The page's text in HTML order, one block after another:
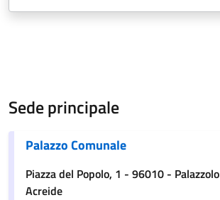
Sede principale
Palazzo Comunale
Piazza del Popolo, 1 - 96010 - Palazzolo
Acreide